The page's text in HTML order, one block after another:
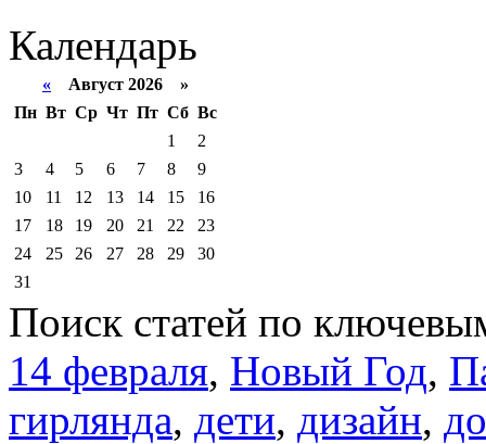
Календарь
« Август 2026 »
Пн Вт Ср Чт Пт Сб Вс
1
2
3
4 5 6 7 8
9
10
11 12 13 14 15
16
17
18 19 20 21 22
23
24
25 26 27 28 29
30
31
Поиск статей по
14 февраля, Новый Год,
гирлянда, дети, дизайн,